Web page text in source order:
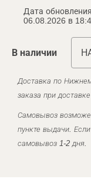
Дата
06.08.2026 в
В наличии
Доставка по
заказа при
Самовывоз
пункте выдачи.
самовывоз 1-2 дня.